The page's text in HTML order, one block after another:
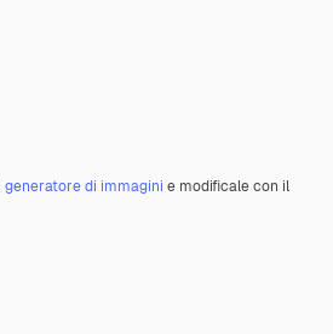
generatore di immagini e modificale con il